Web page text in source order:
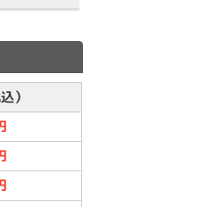
）